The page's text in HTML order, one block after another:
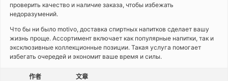
проверить качество и наличие заказа, чтобы избежать
недоразумений.
Что бы ни было motivo, доставка спиртных напитков сделает вашу
жизнь проще. Ассортимент включает как популярные напитки, так и
эксклюзивные коллекционные позиции. Такая услуга помогает
избегать очередей и экономит ваше время и силы.
作者 文章